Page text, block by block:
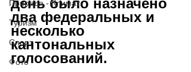
Природа - Климат
Туризм
Спорт
Фото
два федеральных и
несколько
кантональных
голосований.